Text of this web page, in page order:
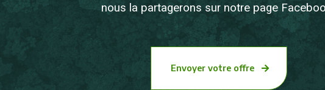
nous la partagerons sur notre page
Envoyer votre offre